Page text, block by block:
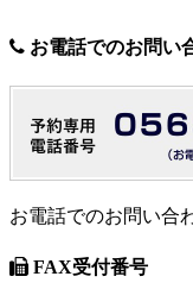
お電話でのお問い
お電話でのお問い合
FAX受付番号